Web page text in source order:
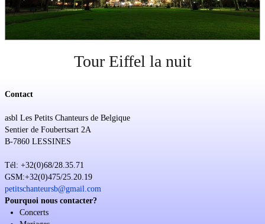
Événements
Tour Eiffel la nuit
Contact
asbl Les Petits Chanteurs de Belgique
Sentier de Foubertsart 2A
B-7860 LESSINES
Tél: +32(0)68/28.35.71
GSM:+32(0)475/25.20.19
petitschanteursb@gmail.com
Pourquoi nous contacter?
Concerts